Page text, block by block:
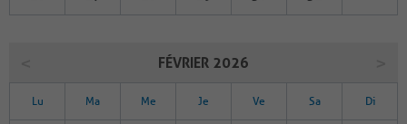
FÉVRIER 2026
Lu Ma Me Je Ve Sa Di